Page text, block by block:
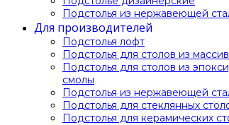
Подстолья из нержавеющей
Для производителей
Подстолья лофт
Подстолья для столов из
Подстолья для столов из
смолы
Подстолья из нержавеющей
Подстолья для стеклянных
Подстолья для керамических